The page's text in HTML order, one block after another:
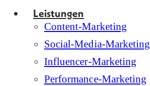
Leistungen
Content-Marketing
Social-Media-Marketing
Influencer-Marketing
Performance-Marketing